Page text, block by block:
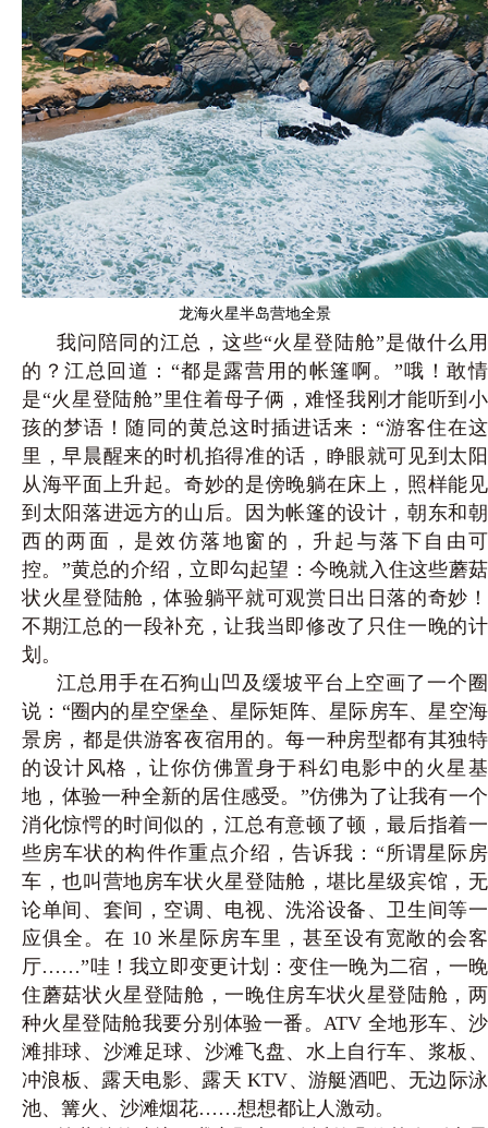
龙海火星半岛营地全景
我问陪同的江总，这些“火星登陆舱”是做什么用
的？江总回道：“都是露营用的帐篷啊。”哦！敢情
是“火星登陆舱”里住着母子俩，难怪我刚才能听到小
孩的梦语！随同的黄总这时插进话来：“游客住在这
里，早晨醒来的时机掐得准的话，睁眼就可见到太阳
从海平面上升起。奇妙的是傍晚躺在床上，照样能见
到太阳落进远方的山后。因为帐篷的设计，朝东和朝
西的两面，是效仿落地窗的，升起与落下自由可
控。”黄总的介绍，立即勾起望：今晚就入住这些蘑菇
状火星登陆舱，体验躺平就可观赏日出日落的奇妙！
不期江总的一段补充，让我当即修改了只住一晚的计
划。
江总用手在石狗山凹及缓坡平台上空画了一个圈
说：“圈内的星空堡垒、星际矩阵、星际房车、星空海
景房，都是供游客夜宿用的。每一种房型都有其独特
的设计风格，让你仿佛置身于科幻电影中的火星基
地，体验一种全新的居住感受。”仿佛为了让我有一个
消化惊愕的时间似的，江总有意顿了顿，最后指着一
些房车状的构件作重点介绍，告诉我：“所谓星际房
车，也叫营地房车状火星登陆舱，堪比星级宾馆，无
论单间、套间，空调、电视、洗浴设备、卫生间等一
应俱全。在 10 米星际房车里，甚至设有宽敞的会客
厅……”哇！我立即变更计划：变住一晚为二宿，一晚
住蘑菇状火星登陆舱，一晚住房车状火星登陆舱，两
种火星登陆舱我要分别体验一番。ATV 全地形车、沙
滩排球、沙滩足球、沙滩飞盘、水 上自行车、浆板、
冲浪板、露天电影、露天 KTV、游艇酒吧、无边际泳
池、篝火、沙滩烟花……想想都让人激动。